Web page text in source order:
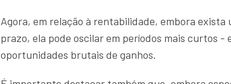
Agora, em relação à rentabilidade, embora exista
prazo, ela pode oscilar em períodos mais curtos -
oportunidades brutais de ganhos.